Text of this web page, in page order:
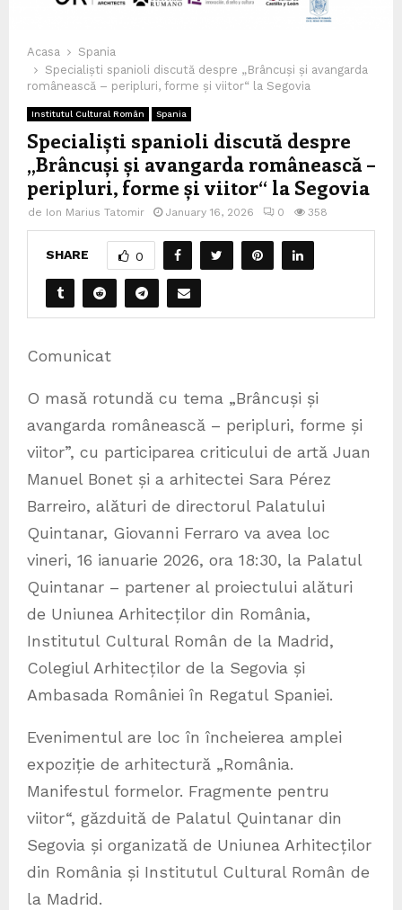
Acasa
Spania
Specialiști spanioli discută despre „Brâncuși și avangarda
românească – peripluri, forme și viitor“ la Segovia
Institutul Cultural Român Spania
Specialiști spanioli discută despre
„Brâncuși și avangarda românească –
peripluri, forme și viitor“ la Segovia
de Ion Marius Tatomir January 16, 2026 0 358
SHARE 0
Comunicat
O masă rotundă cu tema „Brâncuși și
avangarda românească – peripluri, forme și
viitor”, cu participarea criticului de artă Juan
Manuel Bonet și a arhitectei Sara Pérez
Barreiro, alături de directorul Palatului
Quintanar, Giovanni Ferraro va avea loc
vineri, 16 ianuarie 2026, ora 18:30, la Palatul
Quintanar – partener al proiectului alături
de Uniunea Arhitecților din România,
Institutul Cultural Român de la Madrid,
Colegiul Arhitecților de la Segovia și
Ambasada României în Regatul Spaniei.
Evenimentul are loc în încheierea amplei
expoziție de arhitectură „România.
Manifestul formelor. Fragmente pentru
viitor“, găzduită de Palatul Quintanar din
Segovia și organizată de Uniunea Arhitecților
din România și Institutul Cultural Român de
la Madrid.